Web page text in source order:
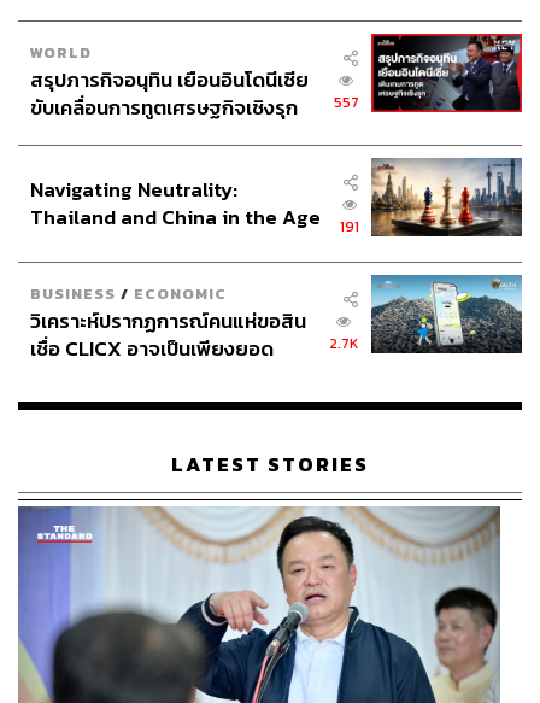
WORLD
สรุปภารกิจอนุทิน เยือนอินโดนีเซีย
ขับเคลื่อนการทูตเศรษฐกิจเชิงรุก
557
Navigating Neutrality:
Thailand and China in the Age
191
BUSINESS / ECONOMIC
วิเคราะห์ปรากฏการณ์คนแห่ขอสิน
เชื่อ CLICX อาจเป็นเพียงยอด
เรือนไทยที่ถูกซุกไว้
2.7K
LATEST STORIES